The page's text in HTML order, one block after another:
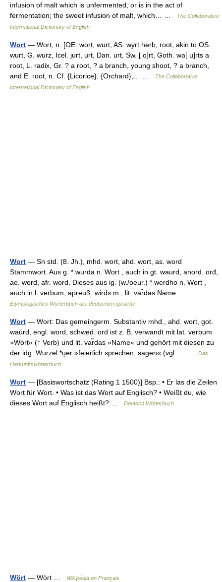
infusion of malt which is unfermented, or is in the act of
fermentation; the sweet infusion of malt, which… …
The Collaborative
International Dictionary of English
Wort — Wort, n. [OE. wort, wurt, AS. wyrt herb, root; akin to OS.
wurt, G. wurz, Icel. jurt, urt, Dan. urt, Sw. [ o]rt, Goth. wa[ u]rts a
root, L. radix, Gr. ? a root, ? a branch, young shoot, ? a branch,
and E. root, n. Cf. {Licorice}, {Orchard},… …
The Collaborative
International Dictionary of English
Wort — Sn std. (8. Jh.), mhd. wort, ahd. wort, as. word
Stammwort. Aus g. * wurda n. Wort , auch in gt. waurd, anord. orđ,
ae. word, afr. word. Dieses aus ig. (w./oeur.) * werdho n. Wort ,
auch in l. verbum, apreuß. wirds m., lit. var͂das Name .… …
Etymologisches Wörterbuch der deutschen sprache
Wort — Wort: Das gemeingerm. Substantiv mhd., ahd. wort, got.
waúrd, engl. word, schwed. ord ist z. B. verwandt mit lat. verbum
»Wort« (↑ Verb) und lit. var̃das »Name« und gehört mit diesen zu
der idg. Wurzel *u̯er »feierlich sprechen, sagen« (vgl.… …
Das
Herkunftswörterbuch
Wort — [Basiswortschatz (Rating 1 1500)] Bsp.: • Er las die Zeilen
Wort für Wort. • Was ist das Wort auf Englisch? • Weißt du, wie
dieses Wort auf Englisch heißt? …
Deutsch Wörterbuch
Wört — Wört … Wikipédia en Français